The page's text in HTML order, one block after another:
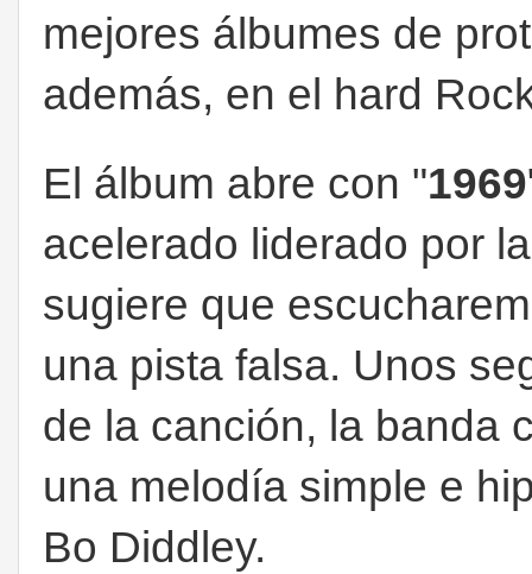
mejores álbumes de
además, en el hard
El álbum abre con "1969
acelerado liderado por
sugiere que
una pista falsa. Unos
de la canción, la banda
una melodía simple e
Bo Diddley.